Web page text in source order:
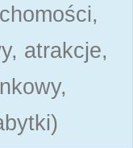
atrakcje,